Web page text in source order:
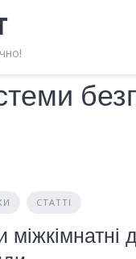
СТАТТІ